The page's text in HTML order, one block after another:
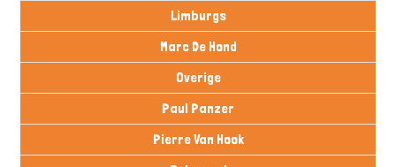
Limburgs
Marc De Hond
Overige
Paul Panzer
Pierre Van Hook